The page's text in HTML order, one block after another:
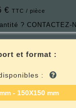
€ TTC / pièce
? CONTACTEZ-
et format :
:
- 150X150 mm